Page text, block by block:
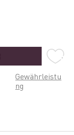
Gewährleistu
ng